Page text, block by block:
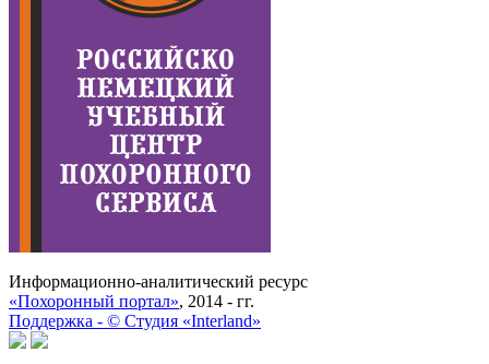
Информационно-аналитический ресурс
«Похоронный портал», 2014 - гг.
Поддержка - © Cтудия «Interland»